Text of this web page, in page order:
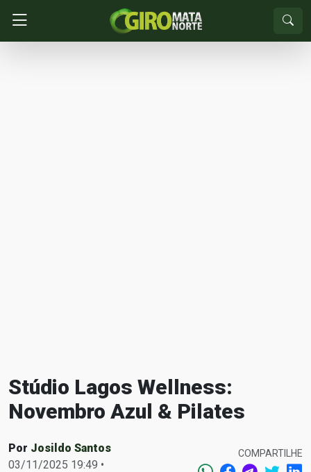
Stúdio Lagos Wellness:
Novembro Azul & Pilates
Por Josildo Santos
03/11/2025 19:49 •
COMPARTILHE